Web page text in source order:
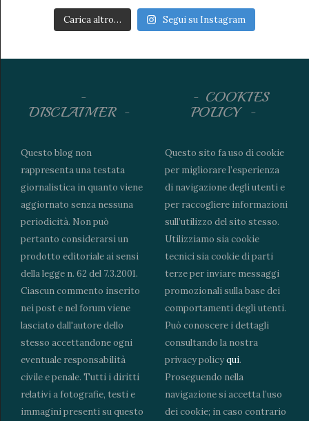
Carica altro… Segui su Instagram
DISCLAIMER
Questo blog non
rappresenta una testata
giornalistica in quanto viene
aggiornato senza nessuna
periodicità. Non può
pertanto considerarsi un
prodotto editoriale ai sensi
della legge n. 62 del 7.3.2001.
Ciascun commento inserito
nei post e nel forum viene
lasciato dall'autore dello
stesso accettandone ogni
eventuale responsabilità
civile e penale. Tutti i diritti
relativi a fotografie, testi e
immagini presenti su questo
COOKIES
POLICY
Questo sito fa uso di cookie
per migliorare l’esperienza
di navigazione degli utenti e
per raccogliere informazioni
sull’utilizzo del sito stesso.
Utilizziamo sia cookie
tecnici sia cookie di parti
terze per inviare messaggi
promozionali sulla base dei
comportamenti degli utenti.
Può conoscere i dettagli
consultando la nostra
privacy policyqui.
Proseguendo nella
navigazione si accetta l’uso
dei cookie; in caso contrario